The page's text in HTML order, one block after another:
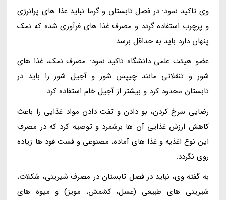
وی تاکید نمود: در فصل تابستان و گرما نباید غذا های پرانرژی
و پرچرب استفاده گردد و مصرف غذا های فرآوری شده که نمک
پنهان دارد باید به حداقل برسد.
عضو هیئت علمی دانشگاه تاکید نمود: مصرف نمک، غذا های
شور و تنقلاتی مانند چیپس شور و آجیل شور را باید در
تابستان محدود کرد و بیشتر از آجیل خام استفاده کرد.
رضایی سرخ کردن، بو دادن و تفت دادن مواد غذایی را باعث
کاهش ارزش غذایی آن ها برشمرد و توصیه کرد که در مصرف
این نوع اغذیه و غذا های آماده، مصنوعی و فست فود ها زیاده
روی نگردد.
به گفته وی، نباید در فصل تابستان در مصرف شیرینی، شکلات،
شیرینی های طبیعی (عسل، کشمش، مویز) و میوه های